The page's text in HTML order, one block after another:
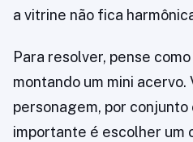
a vitrine não fica
Para resolver, pense
montando um mini
personagem, por conjunto
importante é escolher um